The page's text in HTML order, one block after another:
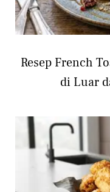
Resep French
di Luar